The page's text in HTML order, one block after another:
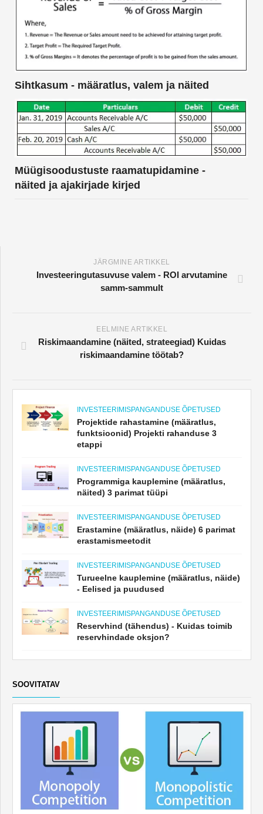
Sihtkasum - määratlus, valem ja näited
Müügisoodustuste raamatupidamine -
näited ja ajakirjade kirjed
JÄRGMINE ARTIKKEL
Investeeringutasuvuse valem - ROI arvutamine
samm-sammult
EELMINE ARTIKKEL
Riskimaandamine (näited, strateegiad) Kuidas
riskimaandamine töötab?
INVESTEERIMISPANGANDUSE ÕPETUSED
Projektide rahastamine (määratlus,
funktsioonid) Projekti rahanduse 3
etappi
INVESTEERIMISPANGANDUSE ÕPETUSED
Programmiga kauplemine (määratlus,
näited) 3 parimat tüüpi
INVESTEERIMISPANGANDUSE ÕPETUSED
Erastamine (määratlus, näide) 6 parimat
erastamismeetodit
INVESTEERIMISPANGANDUSE ÕPETUSED
Turueelne kauplemine (määratlus, näide)
- Eelised ja puudused
INVESTEERIMISPANGANDUSE ÕPETUSED
Reservhind (tähendus) - Kuidas toimib
reservhindade oksjon?
SOOVITATAV